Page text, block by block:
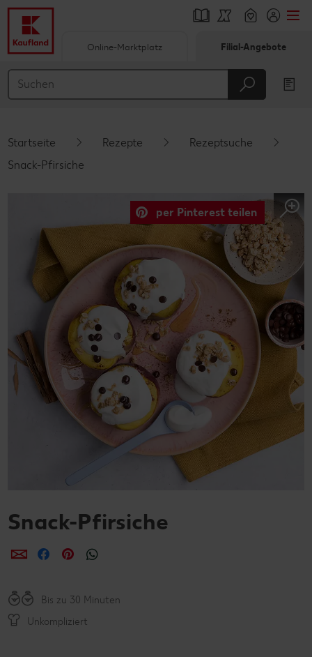
Hauptinhalt
Schwebender Seitenbereich
Online-Marktplatz Filial-Angebote
Startseite Rezepte
Rezeptsuche
Snack-Pfirsiche
per Pinterest teilen
Snack-Pfirsiche
per E-Mail teilen
per Facebook teilen
per Pinterest teilen
Bis zu 30 Minuten
Unkompliziert